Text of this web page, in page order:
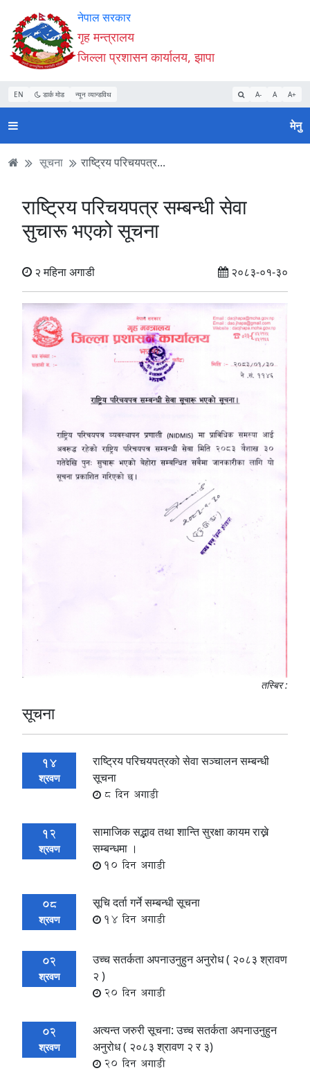
Accessibility
Mode
सुरु
गर्नुहोस्
सामाग्री
पढ्नुहाेस्
नेभिगेसन
पढ्नुहाेस्
वेबसाइट
खोजमा
जानुहोस्
नेपाल सरकार
गृह मन्त्रालय
जिल्ला प्रशासन कार्यालय, झापा
EN डार्क मोड न्यून व्यान्डविथ A- A A+
मेनु
सूचना राष्ट्रिय परिचयपत्र...
राष्ट्रिय परिचयपत्र सम्बन्धी सेवा
सुचारू भएको सूचना
२ महिना अगाडी २०८३-०१-३०
तस्बिर :
सूचना
14
श्रवण
राष्ट्रिय परिचयपत्रको सेवा सञ्चालन सम्बन्धी
सूचना
8 दिन अगाडी
12
श्रवण
सामाजिक सद्भाव तथा शान्ति सुरक्षा कायम राख्ने
सम्बन्धमा ।
10 दिन अगाडी
08
श्रवण
सूचि दर्ता गर्ने सम्बन्धी सूचना
14 दिन अगाडी
02
श्रवण
उच्च सतर्कता अपनाउनुहुन अनुरोध ( २०८३ श्रावण
२ )
20 दिन अगाडी
02
श्रवण
अत्यन्त जरुरी सूचना: उच्च सतर्कता अपनाउनुहुन
अनुरोध ( २०८३ श्रावण २ र ३)
20 दिन अगाडी